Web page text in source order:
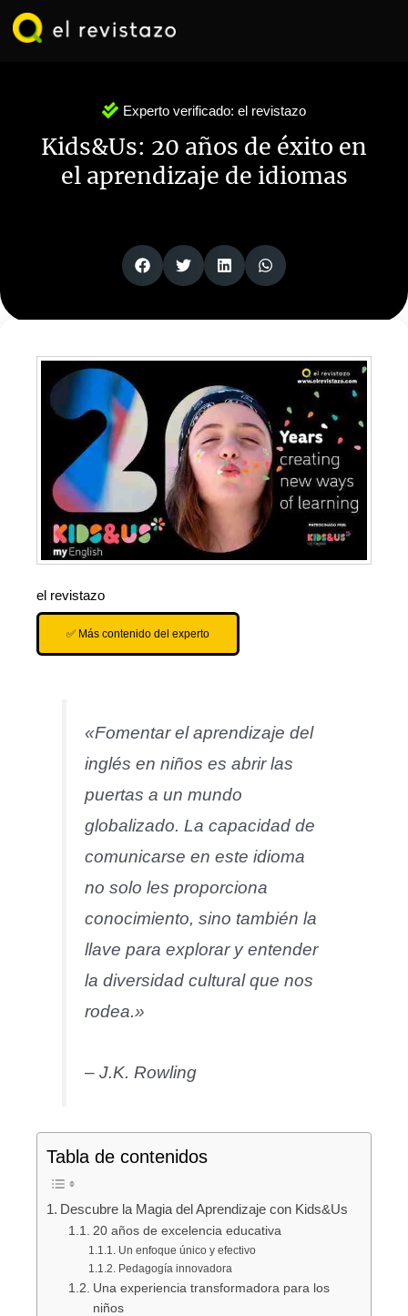
Experto verificado: el revistazo
Kids&Us: 20 años de éxito en
el aprendizaje de idiomas
el revistazo
✅ Más contenido del experto
«Fomentar el aprendizaje del
inglés en niños es abrir las
puertas a un mundo
globalizado. La capacidad de
comunicarse en este idioma
no solo les proporciona
conocimiento, sino también la
llave para explorar y entender
la diversidad cultural que nos
rodea.»
– J.K. Rowling
Tabla de contenidos
Descubre la Magia del Aprendizaje con Kids&Us
20 años de excelencia educativa
Un enfoque único y efectivo
Pedagogía innovadora
Una experiencia transformadora para los
niños